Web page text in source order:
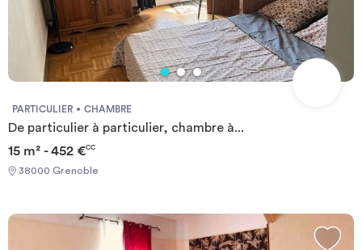
PARTICULIER CHAMBRE
De particulier à particulier, chambre à...
15 m² - 452 €CC
38000 Grenoble